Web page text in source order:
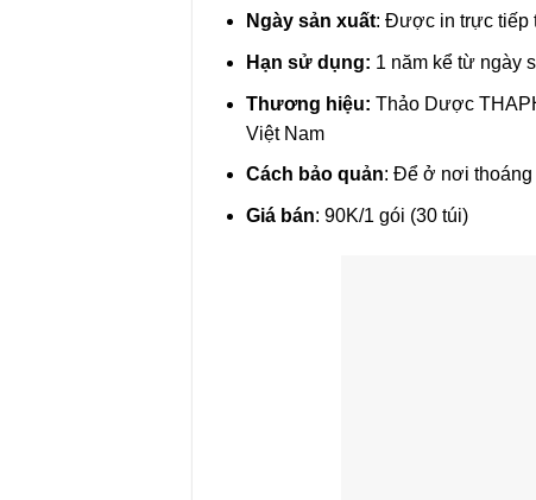
Ngày sản xuất: Được in trực tiếp
Hạn sử dụng: 1 năm kể từ ngày
Thương hiệu: Thảo Dược
Việt Nam
Cách bảo quản: Để ở nơi thoáng
Giá bán: 90K/1 gói (30 túi)